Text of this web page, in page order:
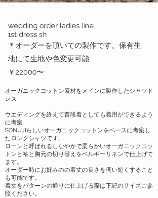
wedding order ladies line
1st dress sh
​＊オーダーを頂いての製作です。保有生
地にて生地や色変更可能
​￥22000〜
​オーガニックコットン素材をメインに製作したシャツド
レス
ウエディングを終えて普段着としても着用ができるよう
に考案
SONUJIらしいオーガニックコットンをベースに考案し
たロングシャツです。​
ローンと呼ばれるしなやかで柔らかいオーガニックコッ
トンと袖と胸元の切り替えをベルギーリネンで仕上げて
ます。
オーダー時にお好みのの着丈の長さを伺い短くすること
も可能です。
​着丈をパターンの通りに仕上げる際は下記のサイズご参
照ください。